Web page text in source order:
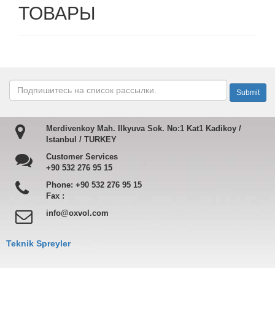
ТОВАРЫ
Merdivenkoy Mah. Ilkyuva Sok. No:1 Kat1 Kadikoy /
Istanbul / TURKEY
Customer Services
+90 532 276 95 15
Phone: +90 532 276 95 15
Fax :
info@oxvol.com
Teknik Spreyler